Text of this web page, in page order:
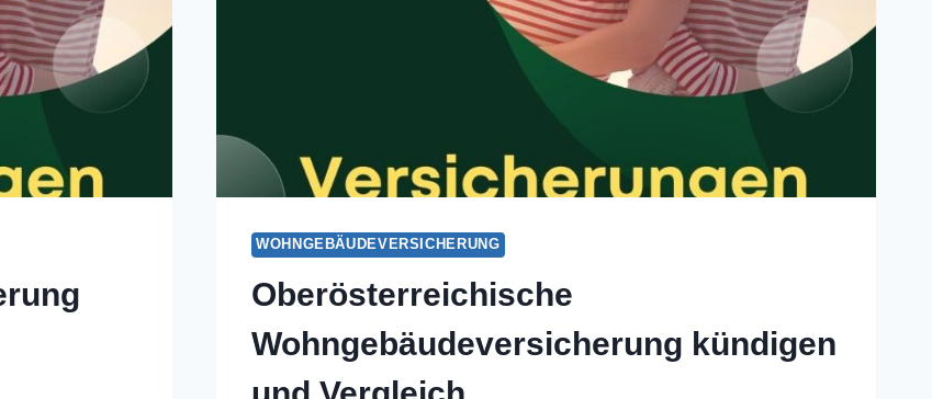
WOHNGEBÄUDEVERSICHERUNG
Oberösterreichische
Wohngebäudeversicherung kündigen